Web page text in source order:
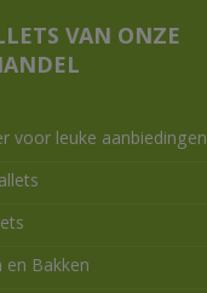
VAN ONZE
hier voor leuke aanbiedingen
en Bakken